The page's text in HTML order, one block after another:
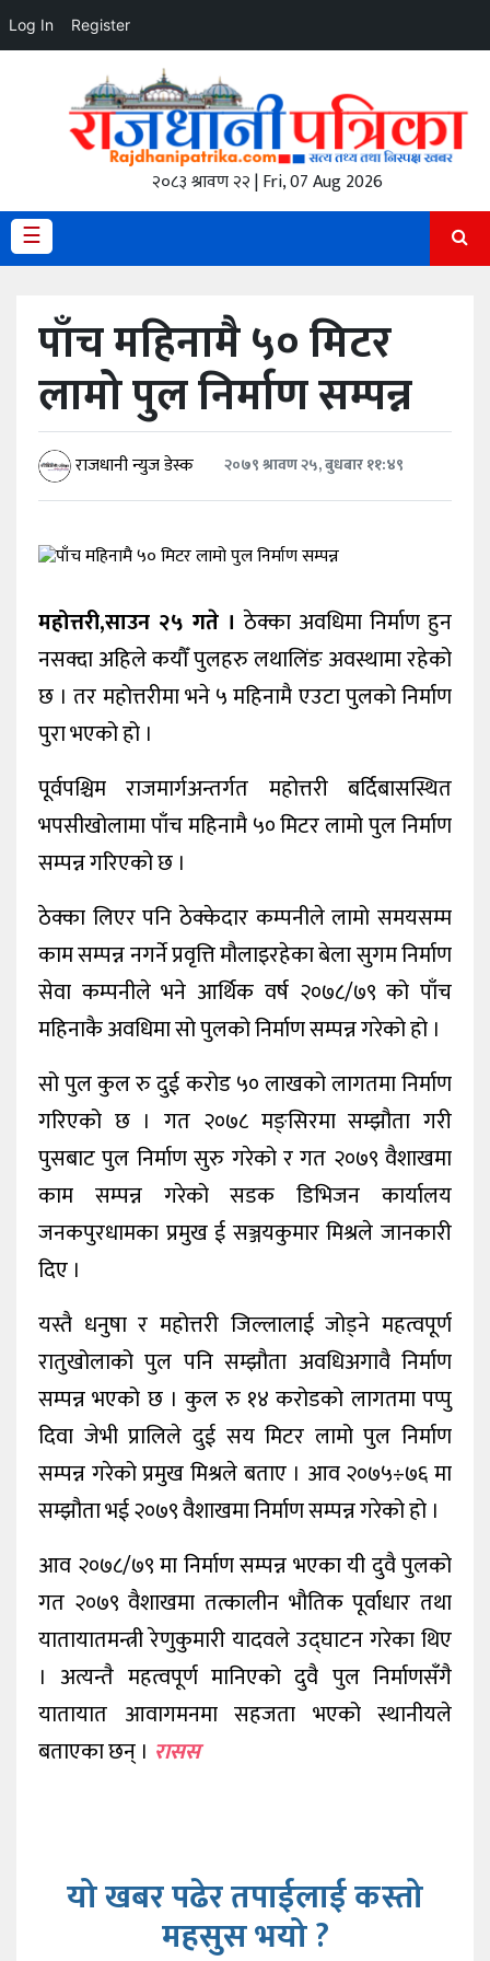
Log In Register
२०८३ श्रावण २२ | Fri, 07 Aug 2026
☰
प्रदेश
राजनीति
विचार
स्वास्थ्य
खेलकुद
शिक्षा
पाँच महिनामै ५० मिटर
लामो पुल निर्माण सम्पन्न
राजधानी न्युज डेस्क २०७९ श्रावण २५, बुधबार ११:४९
महोत्तरी,साउन २५ गते ।ठेक्का अवधिमा निर्माण हुन
नसक्दा अहिले कयौँ पुलहरु लथालिंङ अवस्थामा रहेको
छ । तर महोत्तरीमा भने ५ महिनामै एउटा पुलको निर्माण
पुरा भएको हो ।
पूर्वपश्चिम राजमार्गअन्तर्गत महोत्तरी बर्दिबासस्थित
भपसीखोलामा पाँच महिनामै ५० मिटर लामो पुल निर्माण
सम्पन्न गरिएको छ ।
ठेक्का लिएर पनि ठेक्केदार कम्पनीले लामो समयसम्म
काम सम्पन्न नगर्ने प्रवृत्ति मौलाइरहेका बेला सुगम निर्माण
सेवा कम्पनीले भने आर्थिक वर्ष २०७८/७९ को पाँच
महिनाकै अवधिमा सो पुलको निर्माण सम्पन्न गरेको हो ।
सो पुल कुल रु दुई करोड ५० लाखको लागतमा निर्माण
गरिएको छ । गत २०७८ मङ्सिरमा सम्झौता गरी
पुसबाट पुल निर्माण सुरु गरेको र गत २०७९ वैशाखमा
काम सम्पन्न गरेको सडक डिभिजन कार्यालय
जनकपुरधामका प्रमुख ई सञ्जयकुमार मिश्रले जानकारी
दिए ।
यस्तै धनुषा र महोत्तरी जिल्लालाई जोड्ने महत्वपूर्ण
रातुखोलाको पुल पनि सम्झौता अवधिअगावै निर्माण
सम्पन्न भएको छ । कुल रु १४ करोडको लागतमा पप्पु
दिवा जेभी प्रालिले दुई सय मिटर लामो पुल निर्माण
सम्पन्न गरेको प्रमुख मिश्रले बताए । आव २०७५÷७६ मा
सम्झौता भई २०७९ वैशाखमा निर्माण सम्पन्न गरेको हो ।
आव २०७८/७९ मा निर्माण सम्पन्न भएका यी दुवै पुलको
गत २०७९ वैशाखमा तत्कालीन भौतिक पूर्वाधार तथा
यातायातमन्त्री रेणुकुमारी यादवले उद्घाटन गरेका थिए
। अत्यन्तै महत्वपूर्ण मानिएको दुवै पुल निर्माणसँगै
यातायात आवागमनमा सहजता भएको स्थानीयले
बताएका छन् । रासस
यो खबर पढेर तपाईलाई कस्तो
महसुस भयो ?